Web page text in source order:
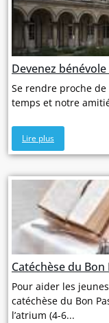
Devenez
Se rendre proche
temps et notre
Lire plus
Catéchèse du
Pour aider les
catéchèse du Bon
l’atrium (4-6...